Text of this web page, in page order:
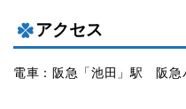
アクセス
電車：阪急「池田」駅 阪